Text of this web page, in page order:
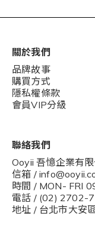
關於我們
品牌故事
購買方式
隱私權條款
會員VIP分級
聯絡我們
Ooyii 吾憶企業有
信箱 /
時間 / MON- FRI
電話 / (02) 2702-
地址 / 台北市大安